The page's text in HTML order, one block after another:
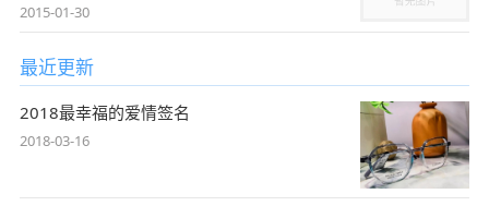
2015-01-30
最近更新
2018最幸福的爱情签名
2018-03-16